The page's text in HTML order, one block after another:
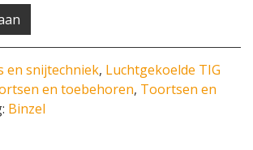
en snijtechniek, Luchtgekoelde TIG
en toebehoren, Toortsen en
Binzel